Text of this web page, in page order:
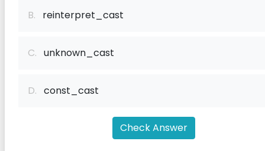
B. reinterpret_cast
C. unknown_cast
D. const_cast
Check Answer